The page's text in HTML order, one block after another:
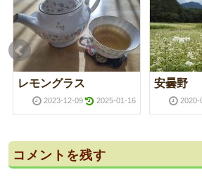
レモングラス
2023-12-09 2025-01-16
安曇野
2020-
コメントを残す